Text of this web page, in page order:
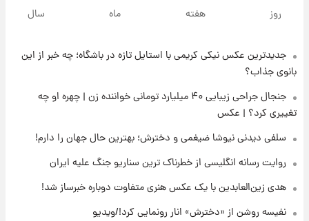
جزئیات
۱۷ ساعت پیش
آتش‌سوزی در لوناپارک شیراز؛ آخرین وضعیت
خزندگان خطرناک پس از حادثه
۲۲ ساعت پیش
خواستگار ۵۰ساله شاهدخت لئونور بازداشت شد
روز هفته ماه سال
جدیدترین عکس نیکی کریمی با استایل تازه در باشگاه؛ چه خبر از این
بانوی جذاب؟
جنجال جراحی زیبایی ۴۰ میلیارد تومانی خواننده زن | چهره او چه
تغییری کرد؟ | عکس
سلفی دیدنی نیوشا ضیغمی و دخترش؛ بهترین حال جهان را دارم!
روایت رسانه انگلیسی از خطرناک ترین سناریو جنگ علیه ایران
هدی زین‌العابدین با یک عکس هنری متفاوت دوباره خبرساز شد!
نفیسه روشن از «دخترش» انار رونمایی کرد!/ویدیو